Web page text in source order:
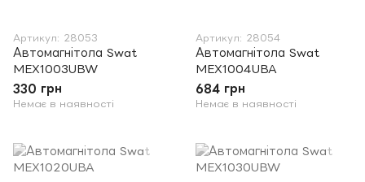
Артикул: 28053
Автомагнітола Swat
MEX1003UBW
330 грн
Немає в наявності
Артикул: 28054
Автомагнітола Swat
MEX1004UBA
684 грн
Немає в наявності